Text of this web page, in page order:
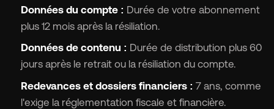
Données du compte : Durée de votre abonnement
plus 12 mois après la résiliation.
Données de contenu : Durée de distribution plus 60
jours après le retrait ou la résiliation du compte.
Redevances et dossiers financiers : 7 ans, comme
l'exige la réglementation fiscale et financière.